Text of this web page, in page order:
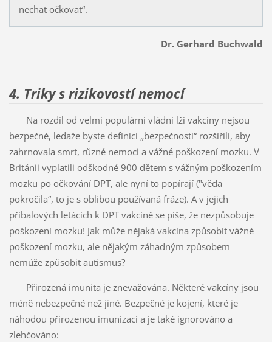
nechat očkovat“.
Dr. Gerhard Buchwald
4. Triky s rizikovostí nemocí
Na rozdíl od velmi populární vládní lži vakcíny nejsou
bezpečné, ledaže byste definici „bezpečnosti“ rozšířili, aby
zahrnovala smrt, různé nemoci a vážné poškození mozku. V
Británii vyplatili odškodné 900 dětem s vážným poškozením
mozku po očkování DPT, ale nyní to popírají ("věda
pokročila“, to je s oblibou používaná fráze). A v jejich
příbalových letácích k DPT vakcíně se píše, že nezpůsobuje
poškození mozku! Jak může nějaká vakcína způsobit vážné
poškození mozku, ale nějakým záhadným způsobem
nemůže způsobit autismus?
Přirozená imunita je znevažována. Některé vakcíny jsou
méně nebezpečné než jiné. Bezpečné je kojení, které je
náhodou přirozenou imunizací a je také ignorováno a
zlehčováno: